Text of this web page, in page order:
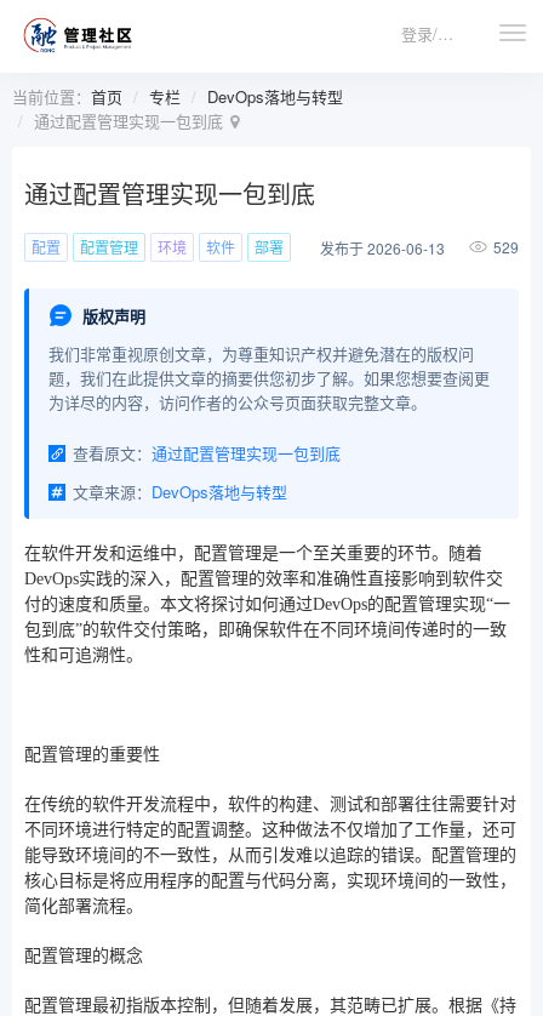
登录/注册
当前位置： 首页 专栏
DevOps落地与转型
通过配置管理实现一包到底
通过配置管理实现一包到底
配置 配置管理 环境 软件 部署 发布于 2026-06-13 529
版权声明
我们非常重视原创文章，为尊重知识产权并避免潜在的版权问
题，我们在此提供文章的摘要供您初步了解。如果您想要查阅更
为详尽的内容，访问作者的公众号页面获取完整文章。
查看原文： 通过配置管理实现一包到底
文章来源： DevOps落地与转型
在软件开发和运维中，配置管理是一个至关重要的环节。随着
DevOps实践的深入，配置管理的效率和准确性直接影响到软件交
付的速度和质量。本文将探讨如何通过DevOps的配置管理实现“一
包到底”的软件交付策略，即确保软件在不同环境间传递时的一致
性和可追溯性。
配置管理的重要性
在传统的软件开发流程中，软件的构建、测试和部署往往需要针对
不同环境进行特定的配置调整。这种做法不仅增加了工作量，还可
能导致环境间的不一致性，从而引发难以追踪的错误。配置管理的
核心目标是将应用程序的配置与代码分离，实现环境间的一致性，
简化部署流程。
配置管理的概念
配置管理最初指版本控制，但随着发展，其范畴已扩展。根据《持